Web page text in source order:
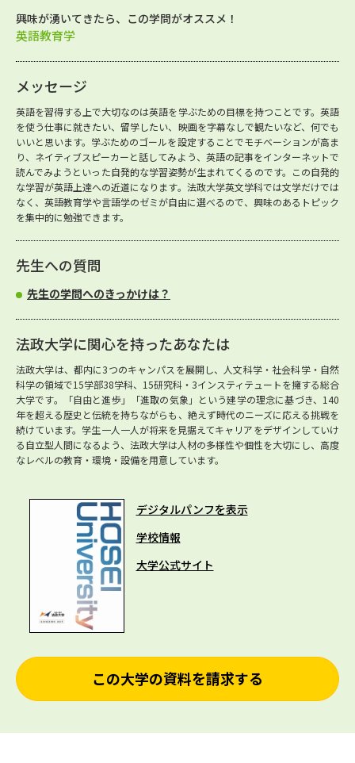
興味が湧いてきたら、この学問がオススメ！
英語教育学
メッセージ
英語を習得する上で大切なのは英語を学ぶための目標を持つことです。英語
を使う仕事に就きたい、留学したい、映画を字幕なしで観たいなど、何でも
いいと思います。学ぶためのゴールを設定することでモチベーションが高ま
り、ネイティブスピーカーと話してみよう、英語の記事をインターネットで
読んでみようといった自発的な学習姿勢が生まれてくるのです。この自発的
な学習が英語上達への近道になります。法政大学英文学科では文学だけでは
なく、英語教育学や言語学のゼミが自由に選べるので、興味のあるトピック
を集中的に勉強できます。
先生への質問
先生の学問へのきっかけは？
法政大学に関心を持ったあなたは
法政大学は、都内に3つのキャンパスを展開し、人文科学・社会科学・自然
科学の領域で15学部38学科、15研究科・3インスティテュートを擁する総合
大学です。「自由と進歩」「進取の気象」という建学の理念に基づき、140
年を超える歴史と伝統を持ちながらも、絶えず時代のニーズに応える挑戦を
続けています。学生一人一人が将来を見据えてキャリアをデザインしていけ
る自立型人間になるよう、法政大学は人材の多様性や個性を大切にし、高度
なレベルの教育・環境・設備を用意しています。
デジタルパンフを表示
学校情報
大学公式サイト
この大学の資料を請求する